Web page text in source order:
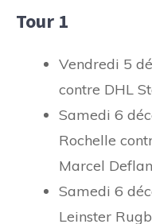
Tour 1
Vendredi 5
contre DHL
Samedi 6
Rochelle
Marcel
Samedi 6
Leinster